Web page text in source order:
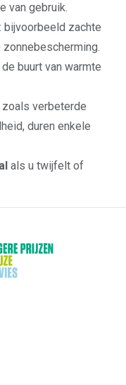
van gebruik.
: bijvoorbeeld zachte
de buurt van warmte
verbeterde
duren enkele
als u twijfelt of